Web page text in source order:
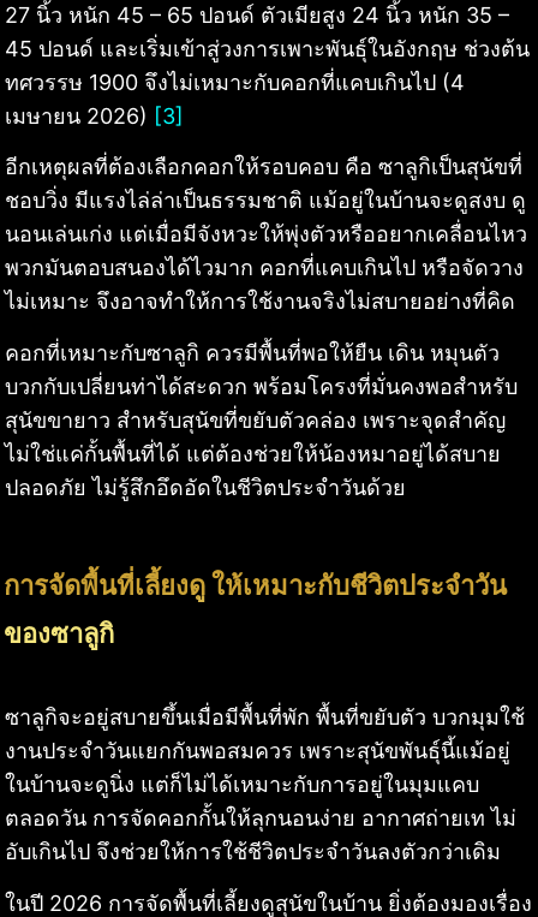
27 นิ้ว หนัก 45 – 65 ปอนด์ ตัวเมียสูง 24 นิ้ว หนัก 35 –
45 ปอนด์ และเริ่มเข้าสู่วงการเพาะพันธุ์ในอังกฤษ ช่วงต้น
ทศวรรษ 1900 จึงไม่เหมาะกับคอกที่แคบเกินไป (4
เมษายน 2026) [3]
อีกเหตุผลที่ต้องเลือกคอกให้รอบคอบ คือ ซาลูกิเป็นสุนัขที่
ชอบวิ่ง มีแรงไล่ล่าเป็นธรรมชาติ แม้อยู่ในบ้านจะดูสงบ ดู
นอนเล่นเก่ง แต่เมื่อมีจังหวะให้พุ่งตัวหรืออยากเคลื่อนไหว
พวกมันตอบสนองได้ไวมาก คอกที่แคบเกินไป หรือจัดวาง
ไม่เหมาะ จึงอาจทำให้การใช้งานจริงไม่สบายอย่างที่คิด
คอกที่เหมาะกับซาลูกิ ควรมีพื้นที่พอให้ยืน เดิน หมุนตัว
บวกกับเปลี่ยนท่าได้สะดวก พร้อมโครงที่มั่นคงพอสำหรับ
สุนัขขายาว สำหรับสุนัขที่ขยับตัวคล่อง เพราะจุดสำคัญ
ไม่ใช่แค่กั้นพื้นที่ได้ แต่ต้องช่วยให้น้องหมาอยู่ได้สบาย
ปลอดภัย ไม่รู้สึกอึดอัดในชีวิตประจำวันด้วย
การจัดพื้นที่เลี้ยงดู ให้เหมาะกับชีวิตประจำวัน
ของซาลูกิ
ซาลูกิจะอยู่สบายขึ้นเมื่อมีพื้นที่พัก พื้นที่ขยับตัว บวกมุมใช้
งานประจำวันแยกกันพอสมควร เพราะสุนัขพันธุ์นี้แม้อยู่
ในบ้านจะดูนิ่ง แต่ก็ไม่ได้เหมาะกับการอยู่ในมุมแคบ
ตลอดวัน การจัดคอกกั้นให้ลุกนอนง่าย อากาศถ่ายเท ไม่
อับเกินไป จึงช่วยให้การใช้ชีวิตประจำวันลงตัวกว่าเดิม
ในปี 2026 การจัดพื้นที่เลี้ยงดูสุนัขในบ้าน ยิ่งต้องมองเรื่อง